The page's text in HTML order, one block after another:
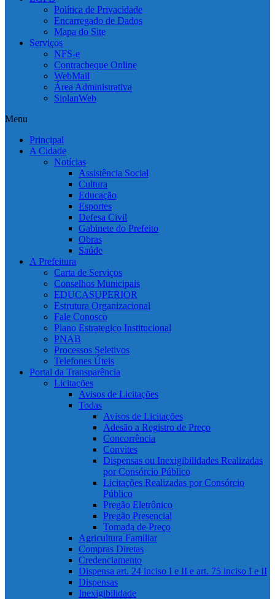
Política de Privacidade
Encarregado de Dados
Mapa do Site
Serviços
NFS-e
Contracheque Online
WebMail
Área Administrativa
SiplanWeb
Menu
Principal
A Cidade
Notícias
Assistência Social
Cultura
Educação
Esportes
Defesa Civil
Gabinete do Prefeito
Obras
Saúde
A Prefeitura
Carta de Serviços
Conselhos Municipais
EDUCASUPERIOR
Estrutura Organizacional
Fale Conosco
Plano Estrategico Institucional
PNAB
Processos Seletivos
Telefones Úteis
Portal da Transparência
Licitações
Avisos de Licitações
Todas
Avisos de Licitações
Adesão a Registro de Preço
Concorrência
Convites
Dispensas ou Inexigibilidades Realizadas
por Consórcio Público
Licitações Realizadas por Consórcio
Público
Pregão Eletrônico
Pregão Presencial
Tomada de Preço
Agricultura Familiar
Compras Diretas
Credenciamento
Dispensa art. 24 inciso I e II e art. 75 inciso I e II
Dispensas
Inexigibilidade